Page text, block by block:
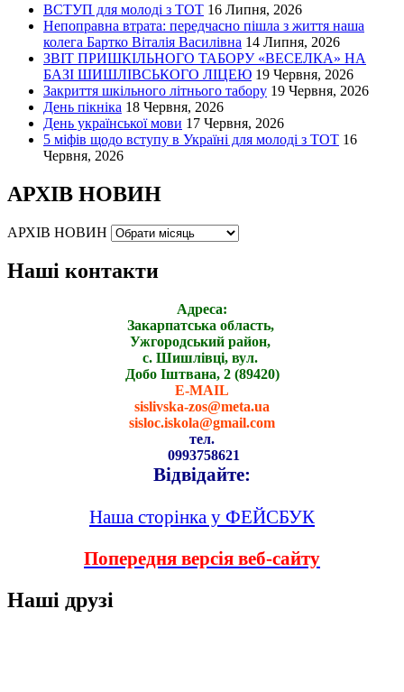
ВСТУП для молоді з ТОТ 16 Липня, 2026
Непоправна втрата: передчасно пішла з життя наша
колега Бартко Віталія Василівна 14 Липня, 2026
ЗВІТ ПРИШКІЛЬНОГО ТАБОРУ «ВЕСЕЛКА» НА
БАЗІ ШИШЛІВСЬКОГО ЛІЦЕЮ 19 Червня, 2026
Закриття шкільного літнього табору 19 Червня, 2026
День пікніка 18 Червня, 2026
День української мови 17 Червня, 2026
5 міфів щодо вступу в Україні для молоді з ТОТ 16
Червня, 2026
АРХІВ НОВИН
АРХІВ НОВИН
Наші контакти
Адреса:
Закарпатська область,
Ужгородський район,
с. Шишлівці, вул.
Добо Іштвана, 2 (89420)
E-MAIL
sislivska-zos@meta.ua
sisloc.iskola@gmail.com
тел.
0993758621
Відвідайте:
Наша сторінка у ФЕЙСБУК
Попередня версія веб-сайту
Наші друзі